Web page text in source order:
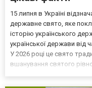
15 липня в Україні
державне свято, яке
історію українського
української держави від
У 2026 році це свято
вшанування святого